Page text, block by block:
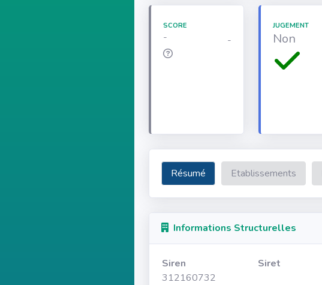
SCORE
- -
JUGEMENT
Non
Résumé Etablissements
Informations Structurelles
Siren Siret
312160732